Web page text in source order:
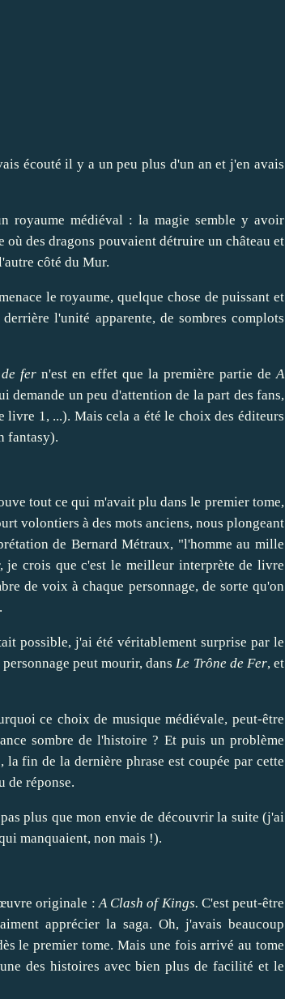
écouté il y a un peu plus d'un an et j'en avais
royaume médiéval : la magie semble y avoir
des dragons pouvaient détruire un château et
côté du Mur.
le royaume, quelque chose de puissant et
l'unité apparente, de sombres complots
fer n'est en effet que la première partie deA
demande un peu d'attention de la part des fans,
1, ...). Mais cela a été le choix des éditeurs
fantasy).
tout ce qui m'avait plu dans le premier tome,
volontiers à des mots anciens, nous plongeant
de Bernard Métraux, "l'homme au mille
je crois que c'est le meilleur interprète de livre
de voix à chaque personnage, de sorte qu'on
possible, j'ai été véritablement surprise par le
peut mourir, dans Le Trône de Fer, et
ce choix de musique médiévale, peut-être
sombre de l'histoire ? Et puis un problème
fin de la dernière phrase est coupée par cette
de réponse.
plus que mon envie de découvrir la suite (j'ai
manquaient, non mais !).
originale : A Clash of Kings. C'est peut-être
apprécier la saga. Oh, j'avais beaucoup
le premier tome. Mais une fois arrivé au tome
des histoires avec bien plus de facilité et le